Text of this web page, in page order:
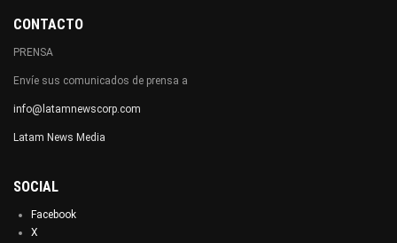
CONTACTO
PRENSA
Envíe sus comunicados de prensa a
info@latamnewscorp.com
Latam News Media
SOCIAL
Facebook
X